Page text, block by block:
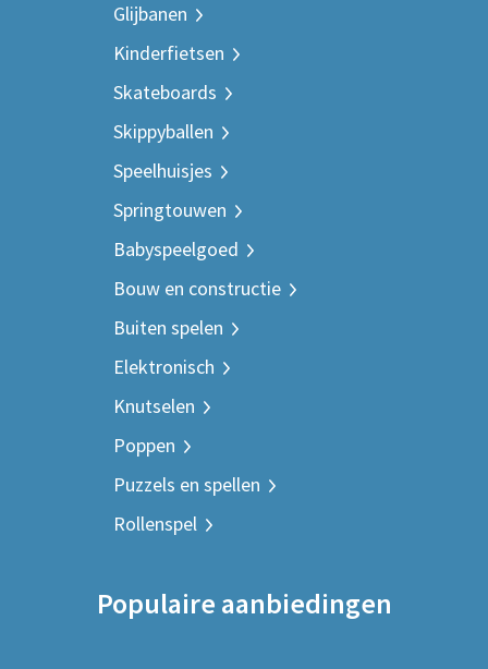
Glijbanen
Kinderfietsen
Skateboards
Skippyballen
Speelhuisjes
Springtouwen
Babyspeelgoed
Bouw en constructie
Buiten spelen
Elektronisch
Knutselen
Poppen
Puzzels en spellen
Rollenspel
Populaire aanbiedingen